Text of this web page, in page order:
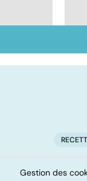
Gestion des